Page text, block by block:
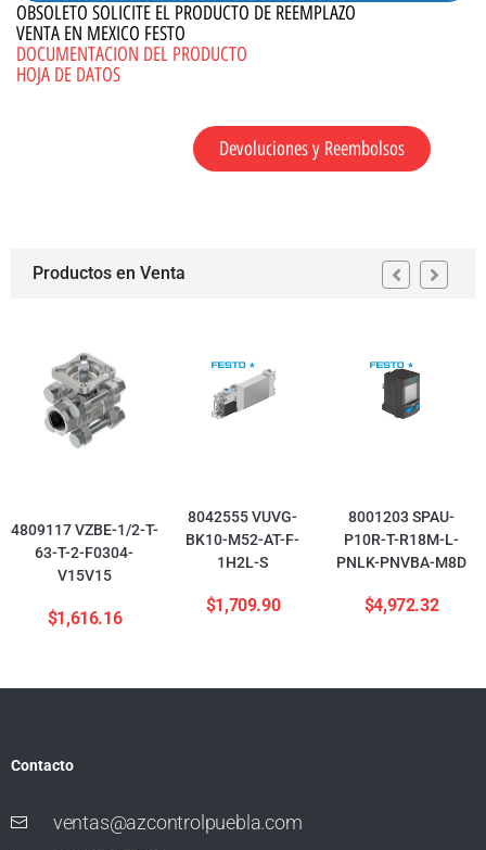
OBSOLETO SOLICITE EL PRODUCTO DE REEMPLAZO
VENTA EN MEXICO FESTO
DOCUMENTACION DEL PRODUCTO
HOJA DE DATOS
Devoluciones y Reembolsos
Productos en Venta
4809117 VZBE-1/2-T-
63-T-2-F0304-
V15V15
$1,616.16
8042555 VUVG-
BK10-M52-AT-F-
1H2L-S
$1,709.90
8001203 SPAU-
P10R-T-R18M-L-
PNLK-PNVBA-M8D
$4,972.32
Contacto
ventas@azcontrolpuebla.com